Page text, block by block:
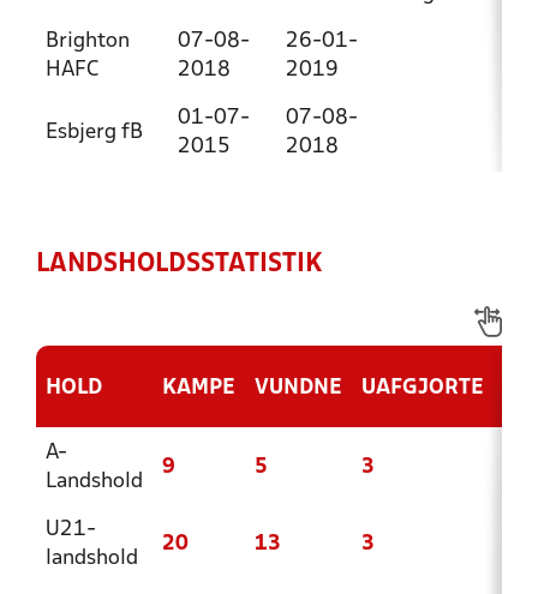
Brighton
HAFC
07-08-
2018
26-01-
2019
Esbjerg fB
01-07-
2015
07-08-
2018
LANDSHOLDSSTATISTIK
HOLD KAMPE VUNDNE UAFGJORTE
A-
Landshold
9 5 3
U21-
landshold
20 13 3